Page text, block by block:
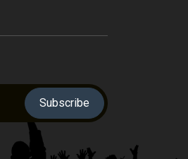
Subscribe